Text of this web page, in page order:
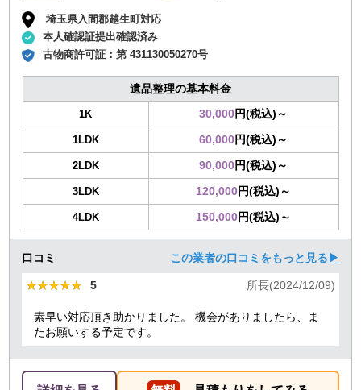
埼玉県入間郡越生町対応
本人確認証提出確認済み
古物商許可証：第 431130050270号
遺品整理の基本料金
1K 30,000円(税込)～
1LDK 60,000円(税込)～
2LDK 90,000円(税込)～
3LDK 120,000円(税込)～
4LDK 150,000円(税込)～
口コミ この業者の口コミをもっと見る▶
★★★★★
★★★★★ 5 所長(2024/12/09)
素早い対応頂き助かりました。 機会がありましたら、ま
たお願いする予定です。